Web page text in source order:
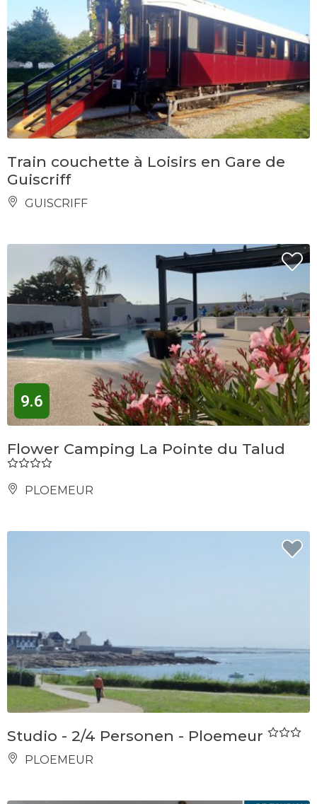
Train couchette à Loisirs en Gare de
Guiscriff
GUISCRIFF
9.6
Flower Camping La Pointe du Talud
PLOEMEUR
Studio - 2/4 Personen - Ploemeur
PLOEMEUR